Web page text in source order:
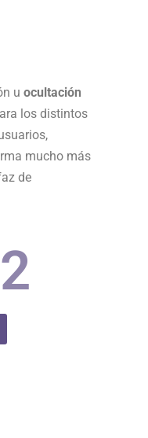
u ocultación
los distintos
mucho más
de